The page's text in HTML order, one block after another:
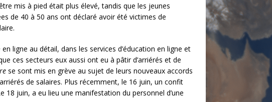
mis à pied était plus élevé, tandis que les jeunes
de 40 à 50 ans ont déclaré avoir été victimes de
ligne au détail, dans les services d’éducation en ligne et
ces secteurs eux aussi ont eu à pâtir d’arriérés et de
se sont mis en grève au sujet de leurs nouveaux accords
de salaires. Plus récemment, le 16 juin, un confit
juin, a eu lieu une manifestation du personnel d’une